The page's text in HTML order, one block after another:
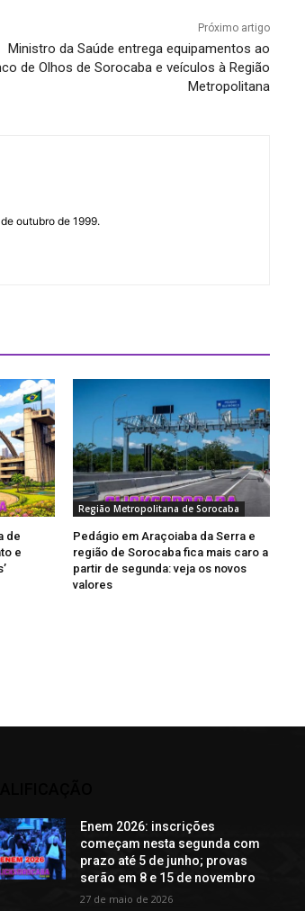
Próximo artigo
Ministro da Saúde entrega equipamentos ao
de Olhos de Sorocaba e veículos à Região
Metropolitana
outubro de 1999.
de
e
Região Metropolitana de Sorocaba
Pedágio em Araçoiaba da Serra e
região de Sorocaba fica mais caro a
partir de segunda: veja os novos
valores
Enem 2026: inscrições
começam nesta segunda com
prazo até 5 de junho; provas
serão em 8 e 15 de novembro
27 de maio de 2026